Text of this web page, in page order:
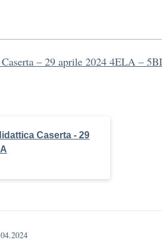
– 29 aprile 2024 4ELA –
Caserta - 29